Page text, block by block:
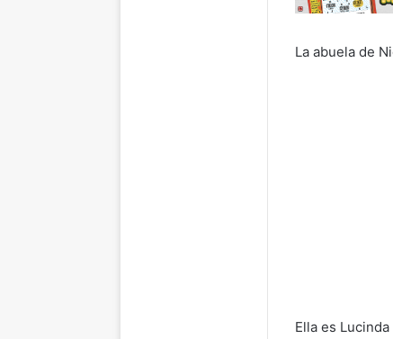
La abuela de
Ella es